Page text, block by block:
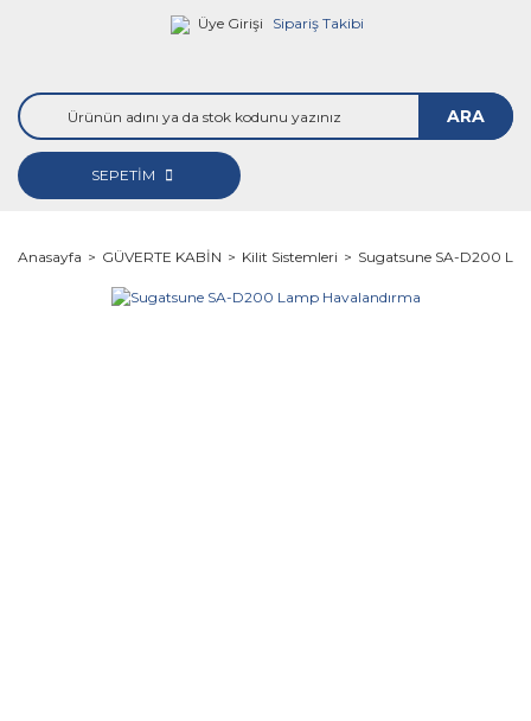
Üye Girişi Sipariş Takibi
ARA
SEPETİM
Anasayfa GÜVERTE KABİN Kilit Sistemleri Sugatsune SA-D200